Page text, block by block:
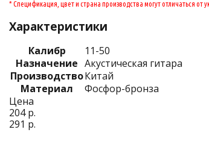
* Спецификация, цвет и страна производства могут отличаться от
Характеристики
Калибр
11-50
Назначение Акустическая гитара
ПроизводствоКитай
Материал
Фосфор-бронза
Цена
204 р.
291 р.